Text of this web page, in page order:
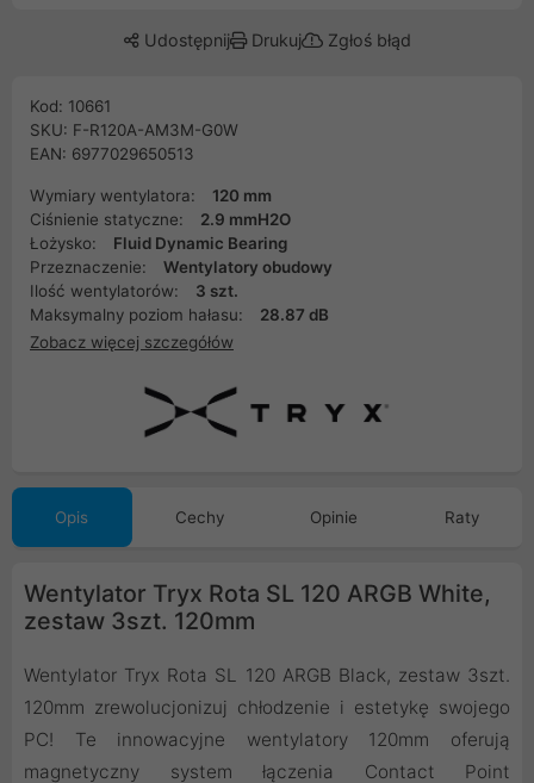
Udostępnij Drukuj Zgłoś błąd
Kod: 10661
SKU: F-R120A-AM3M-G0W
EAN: 6977029650513
Wymiary wentylatora:
120 mm
Ciśnienie statyczne:
2.9 mmH2O
Łożysko:
Fluid Dynamic Bearing
Przeznaczenie:
Wentylatory obudowy
Ilość wentylatorów:
3 szt.
Maksymalny poziom hałasu:
28.87 dB
Zobacz więcej szczegółów
Opis Cechy Opinie Raty
Wentylator Tryx Rota SL 120 ARGB White,
zestaw 3szt. 120mm
Wentylator Tryx Rota SL 120 ARGB Black, zestaw 3szt.
120mm zrewolucjonizuj chłodzenie i estetykę swojego
PC! Te innowacyjne wentylatory 120mm oferują
magnetyczny system łączenia Contact Point